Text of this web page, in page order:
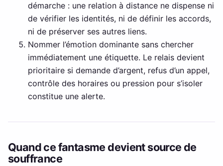
démarche : une relation à distance ne dispense ni
de vérifier les identités, ni de définir les accords,
ni de préserver ses autres liens.
Nommer l’émotion dominante sans chercher
immédiatement une étiquette. Le relais devient
prioritaire si demande d’argent, refus d’un appel,
contrôle des horaires ou pression pour s’isoler
constitue une alerte.
Quand ce fantasme devient source de
souffrance